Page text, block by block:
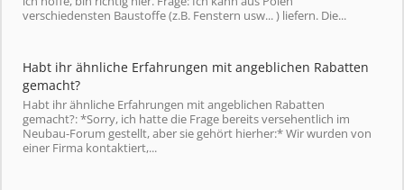
verschiedensten Baustoffe (z.B. Fenstern usw... ) liefern. Die...
Habt ihr ähnliche Erfahrungen mit angeblichen Rabatten
gemacht?
Habt ihr ähnliche Erfahrungen mit angeblichen Rabatten
gemacht?: *Sorry, ich hatte die Frage bereits versehentlich im
Neubau-Forum gestellt, aber sie gehört hierher:* Wir wurden von
einer Firma kontaktiert,...